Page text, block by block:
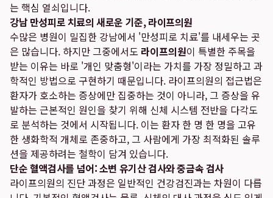
는 핵심 열쇠입니다.
강남 만성피로 치료의 새로운 기준, 라이프의원
수많은 병원이 밀집한 강남에서 '만성피로 치료'를 내세우는 곳
은 많습니다. 하지만 그중에서도 라이프의원이 특별한 주목을
받는 이유는 바로 '개인 맞춤형'이라는 가치를 가장 정밀하고 과
학적인 방법으로 구현하기 때문입니다. 라이프의원의 접근법은
환자가 호소하는 증상에만 집중하는 것이 아니라, 그 증상을 유
발하는 근본적인 원인을 찾기 위해 신체 시스템 전반을 다각도
로 분석하는 것에서 시작됩니다. 이는 환자 한 명 한 명을 고유
한 생화학적 개체로 존중하고, 그 사람에게 가장 최적화된 솔루
션을 제공하려는 철학이 담겨 있습니다.
단순 혈액검사를 넘어: 소변 유기산 검사와 중금속 검사
라이프의원의 진단 과정은 일반적인 건강검진과는 차원이 다릅